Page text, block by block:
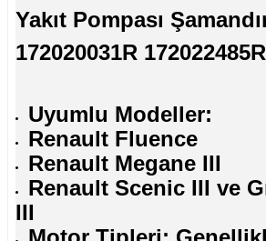
Yakıt Pompası
172020031R 172022485R
Uyumlu Modeller:
Renault Fluence
Renault Megane III
Renault Scenic III ve
III